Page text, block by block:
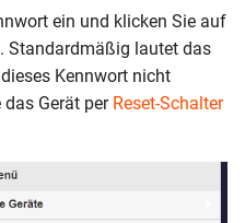
ein und klicken Sie auf
Standardmäßig lautet das
Kennwort nicht
Gerät per Reset-Schalter